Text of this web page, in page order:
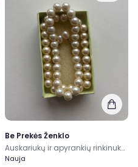
Be Prekės Ženklo
Auskariukų ir apyrankių rinkinukas
Nauja